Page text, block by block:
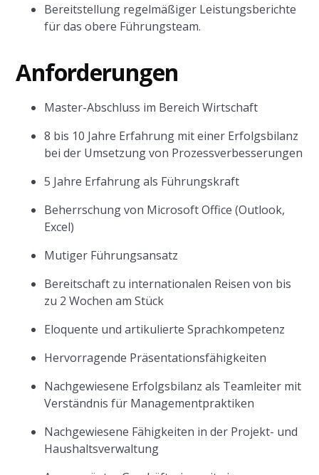
Bereitstellung regelmäßiger Leistungsberichte
für das obere Führungsteam.
Anforderungen
Master-Abschluss im Bereich Wirtschaft
8 bis 10 Jahre Erfahrung mit einer Erfolgsbilanz
bei der Umsetzung von Prozessverbesserungen
5 Jahre Erfahrung als Führungskraft
Beherrschung von Microsoft Office (Outlook,
Excel)
Mutiger Führungsansatz
Bereitschaft zu internationalen Reisen von bis
zu 2 Wochen am Stück
Eloquente und artikulierte Sprachkompetenz
Hervorragende Präsentationsfähigkeiten
Nachgewiesene Erfolgsbilanz als Teamleiter mit
Verständnis für Managementpraktiken
Nachgewiesene Fähigkeiten in der Projekt- und
Haushaltsverwaltung